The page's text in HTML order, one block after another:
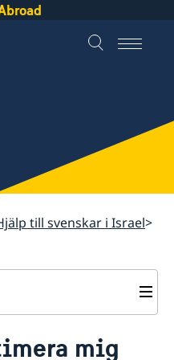
till svenskar i Israel
mig